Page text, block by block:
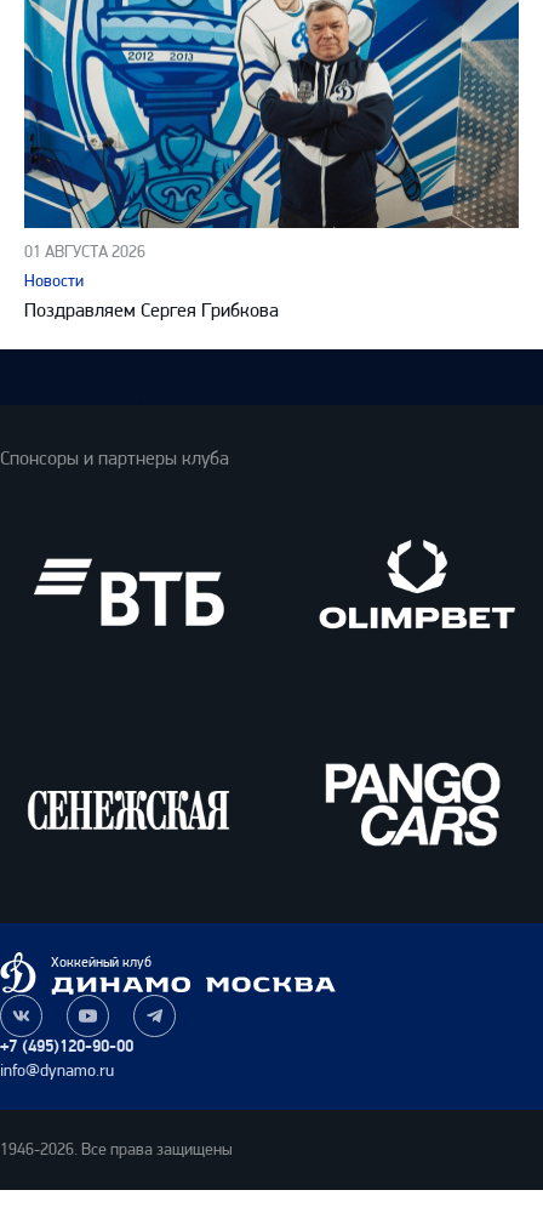
01 АВГУСТА 2026
Новости
Поздравляем Сергея Грибкова
Спонсоры и партнеры клуба
Cars
Динамо
Москва
Хоккейный клуб
+7 (495)120-90-00
info@dynamo.ru
Наша
группа
ВКонтакте
Наш
канал
на
Наш
канал
1946-2026. Все права защищены